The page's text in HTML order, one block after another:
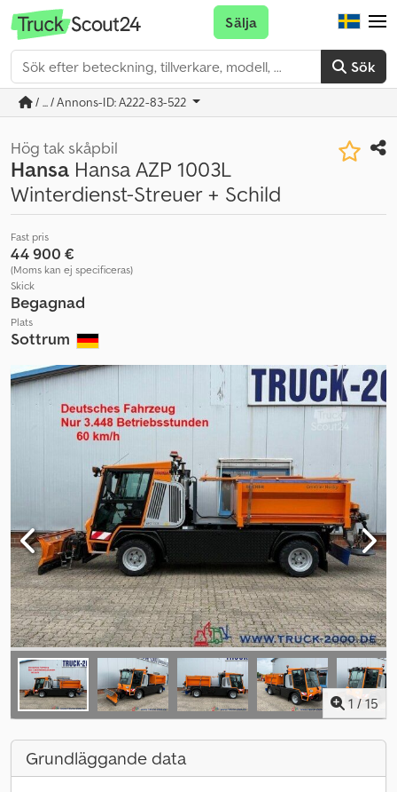
Sök
Sälja
/ ... / Annons-ID: A222-83-522
Hög tak skåpbil
Hansa Hansa AZP 1003L
Winterdienst-Streuer + Schild
Fast pris
44 900 €
(Moms kan ej specificeras)
Skick
Begagnad
Plats
Sottrum
1 / 15
Grundläggande data